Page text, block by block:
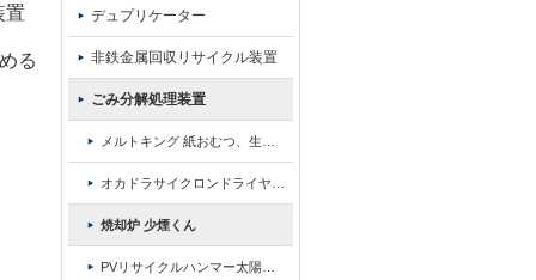
置
る
デュプリケーター
非鉄金属回収リサイクル装置
ごみ分解処理装置
メルトキング 紙おむつ、生
オカドラサイクロンドライヤ
焼却炉 少煙くん
PVリサイクルハンマー太陽